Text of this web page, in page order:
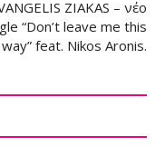
ZIAKAS – νέο
“Don’t leave me this
way” feat. Nikos Aronis.